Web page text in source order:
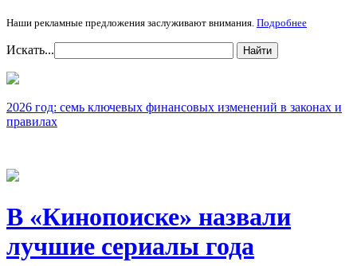
Наши рекламные предложения заслуживают внимания. Подробнее
Искать... Найти
2026 год: семь ключевых финансовых изменений в законах и
правилах
В «Кинопоиске» назвали
лучшие сериалы года